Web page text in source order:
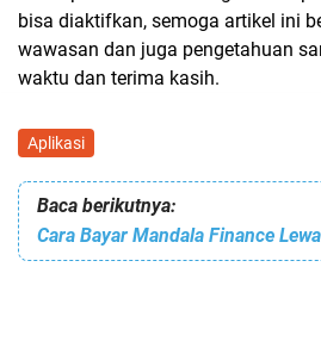
bisa diaktifkan, semoga artikel ini
wawasan dan juga pengetahuan
waktu dan terima kasih.
Aplikasi
Baca berikutnya:
Cara Bayar Mandala Finance